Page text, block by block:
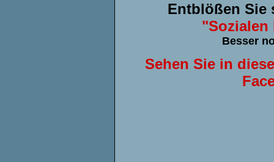
Entblößen Sie
"Sozialen
Besser
Sehen Sie in